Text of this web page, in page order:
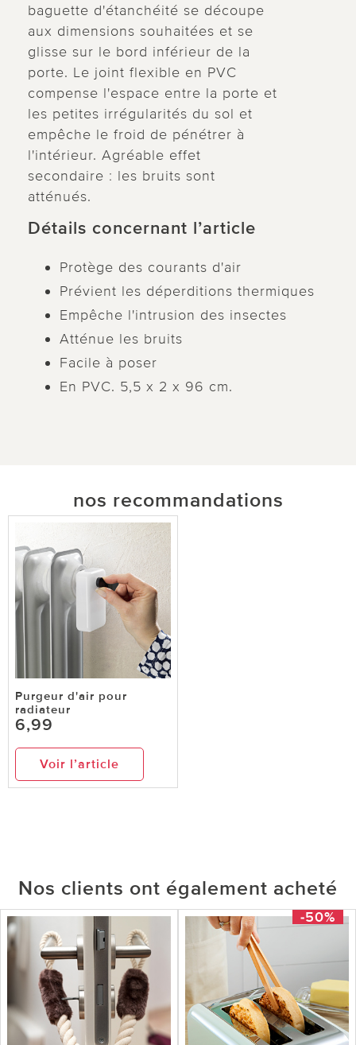
baguette d'étanchéité se découpe
aux dimensions souhaitées et se
glisse sur le bord inférieur de la
porte. Le joint flexible en PVC
compense l'espace entre la porte et
les petites irrégularités du sol et
empêche le froid de pénétrer à
l'intérieur. Agréable effet
secondaire : les bruits sont
atténués.
Détails concernant l’article
Protège des courants d'air
Prévient les déperditions thermiques
Empêche l'intrusion des insectes
Atténue les bruits
Facile à poser
En PVC. 5,5 x 2 x 96 cm.
nos recommandations
Purgeur d'air pour
radiateur
6,99
Voir l’article
Nos clients ont également acheté
-50%